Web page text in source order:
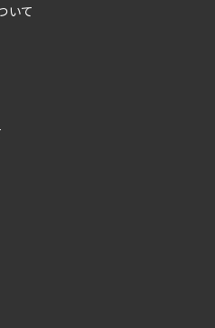
は、各々のサービスを
提供について
対して個人情報を提供
ームより個人情報を
）への提供
募等を行った企業による
採否・合否の検討を含み
いて